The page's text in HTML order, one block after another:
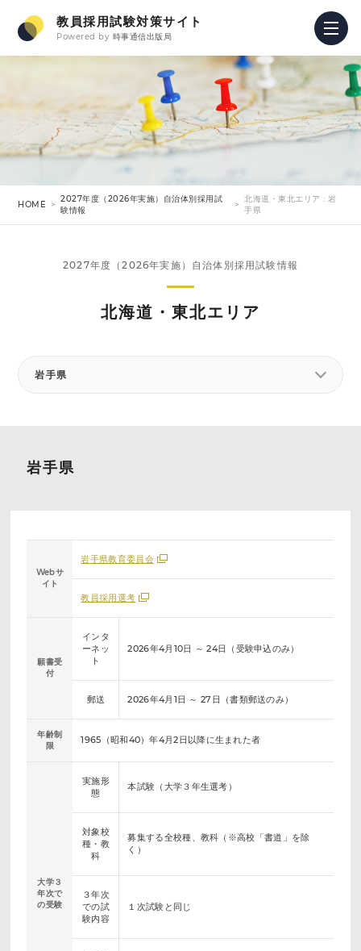
教員採用試験対策サイト
Powered by 時事通信出版局
HOME
2027年度（2026年実施）自治体別採用試
験情報
北海道・東北エリア : 岩
手県
2027年度（2026年実施）自治体別採用試験情報
北海道・東北エリア
岩手県
岩手県
Webサ
イト
岩手県教育委員会
教員採用選考
願書受
付
インタ
ーネッ
ト
2026年4月10日 ～ 24日（受験申込のみ）
郵送 2026年4月1日 ～ 27日（書類郵送のみ）
年齢制
限
1965（昭和40）年4月2日以降に生まれた者
大学３
年次で
の受験
実施形
態
本試験（大学３年生選考）
対象校
種・教
科
募集する全校種、教科（※高校「書道」を除
く）
３年次
での試
験内容
１次試験と同じ